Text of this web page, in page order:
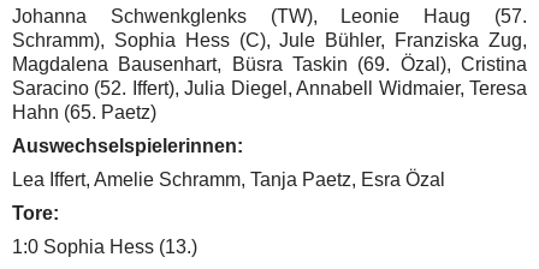
Johanna Schwenkglenks (TW), Leonie Haug (57.
Schramm), Sophia Hess (C), Jule Bühler, Franziska Zug,
Magdalena Bausenhart, Büsra Taskin (69. Özal), Cristina
Saracino (52. Iffert), Julia Diegel, Annabell Widmaier, Teresa
Hahn (65. Paetz)
Auswechselspielerinnen:
Lea Iffert, Amelie Schramm, Tanja Paetz, Esra Özal
Tore:
1:0 Sophia Hess (13.)